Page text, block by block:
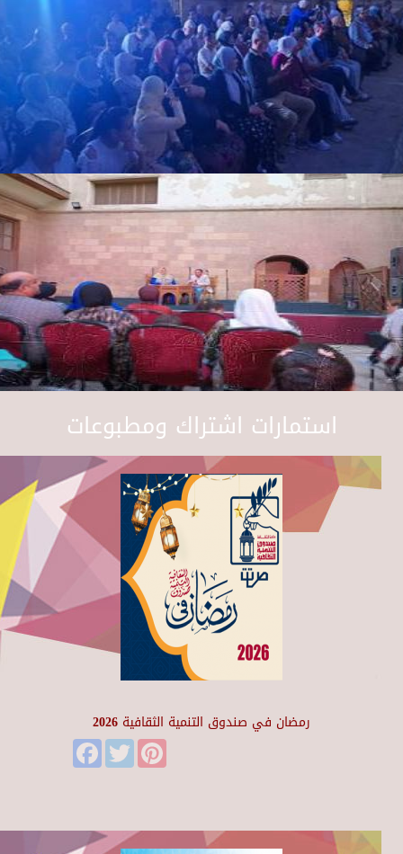
استمارات اشتراك ومطبوعات
رمضان في صندوق التنمية الثقافية 2026
FacebookTwitter